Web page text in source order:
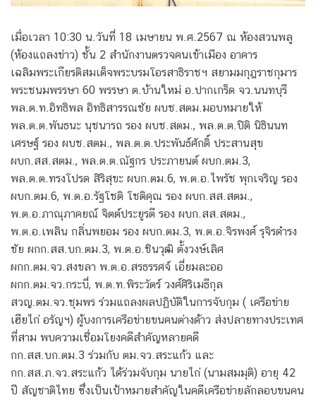
เมื่อเวลา 10:30 น.วันที่ 18 เมษายน พ.ศ.2567 ณ ห้องสวนพลู
(ห้องแถลงข่าว) ชั้น 2 สำนักงานตรวจคนเข้าเมือง อาคาร
เฉลิมพระเกียรติสมเด็จพระบรมโอรสาธิราชฯ สยามมกุฎราชกุมาร
พระชนมพรรษา 60 พรรษา ต.บ้านใหม่ อ.ปากเกร็ด จว.นนทบุรี
พล.ต.ท.อิทธิพล อิทธิสารรณชัย ผบช.สตม.มอบหมายให้
พล.ต.ต.พันธนะ นุชนารถ รอง ผบช.สตม., พล.ต.ต.ปิติ นิธินนท
เศรษฐ์ รอง ผบช.สตม., พล.ต.ต.ประพันธ์ศักดิ์ ประสานสุข
ผบก.สส.สตม., พล.ต.ต.ณัฐกร ประภายนต์ ผบก.ตม.3,
พล.ต.ต.ทรงโปรด สิริสุขะ ผบก.ตม.6, พ.ต.อ.ไพรัช พุกเจริญ รอง
ผบก.ตม.6, พ.ต.อ.รัฐโชติ โชติคุณ รอง ผบก.สส.สตม.,
พ.ต.อ.ภาณุภาคยณ์ จิตต์ประยูรตี รอง ผบก.สส.สตม.,
พ.ต.อ.เพลิน กลิ่นพยอม รอง ผบก.ตม.3, พ.ต.อ.จิรพงศ์ รุจิรดำรง
ชัย ผกก.สส.บก.ตม.3, พ.ต.อ.ชินวุฒิ ตั้งวงษ์เลิศ
ผกก.ตม.จว.สงขลา พ.ต.อ.สรธรรศจ์ เอี่ยมละออ
ผกก.ตม.จว.กระบี่, พ.ต.ท.พิระวัตร์ วงศ์ศิริเมธีกุล
สวญ.ตม.จว.ชุมพร ร่วมแถลงผลปฏิบัติในการจับกุม ( เครือข่าย
เฮียไก่ อรัญฯ) ผู้บงการเครือข่ายขนคนต่างด้าว ส่งปลายทางประเทศ
ที่สาม พบความเชื่อมโยงคดีสำคัญหลายคดี
กก.สส.บก.ตม.3 ร่วมกับ ตม.จว.สระแก้ว และ
กก.สส.ภ.จว.สระแก้ว ได้ร่วมจับกุม นายไก่ (นามสมมุติ) อายุ 42
ปี สัญชาติไทย ซึ่งเป็นเป้าหมายสำคัญในคดีเครือข่ายลักลอบขนคน